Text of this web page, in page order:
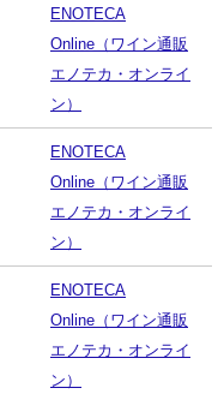
ENOTECA
Online（ワイン通販
エノテカ・オンライ
ン）
ENOTECA
Online（ワイン通販
エノテカ・オンライ
ン）
ENOTECA
Online（ワイン通販
エノテカ・オンライ
ン）